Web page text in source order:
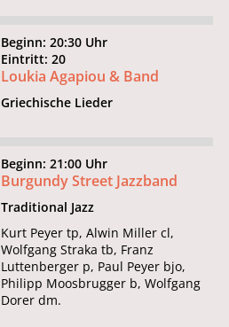
Beginn: 20:30 Uhr
Eintritt: 20
Loukia Agapiou & Band
Griechische Lieder
Beginn: 21:00 Uhr
Burgundy Street Jazzband
Traditional Jazz
Kurt Peyer tp, Alwin Miller cl,
Wolfgang Straka tb, Franz
Luttenberger p, Paul Peyer bjo,
Philipp Moosbrugger b, Wolfgang
Dorer dm.